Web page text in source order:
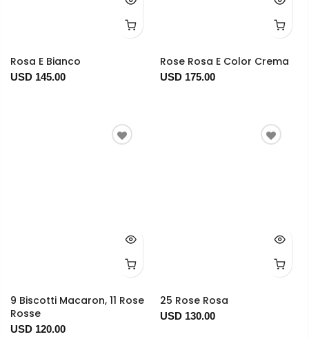
Rosa E Bianco
USD 145.00
Rose Rosa E Color Crema
USD 175.00
9 Biscotti Macaron, 11 Rose
Rosse
USD 120.00
25 Rose Rosa
USD 130.00